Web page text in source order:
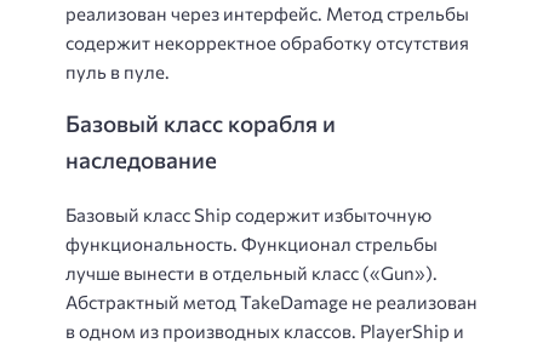
реализован через интерфейс. Метод стрельбы
содержит некорректное обработку отсутствия
пуль в пуле.
Базовый класс корабля и
наследование
Базовый класс Ship содержит избыточную
функциональность. Функционал стрельбы
лучше вынести в отдельный класс («Gun»).
Абстрактный метод TakeDamage не реализован
в одном из производных классов. PlayerShip и